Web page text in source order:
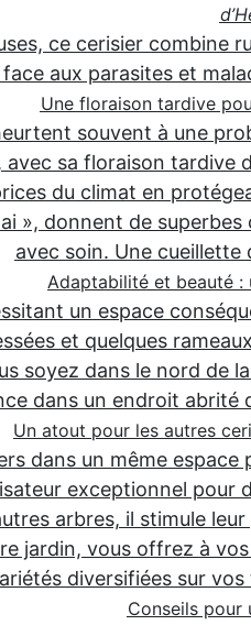
ce cerisier
aux parasites et
Une floraison tardive
souvent à une
avec sa floraison
du climat en
», donnent de
avec soin. Une
Adaptabilité et beauté :
un espace
et quelques
soyez dans le nord de
dans un endroit
Un atout pour les autres
dans un même
exceptionnel pour
arbres, il stimule
jardin, vous offrez à
diversifiées sur vos
Conseils pour